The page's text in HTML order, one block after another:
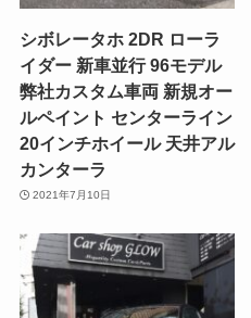
シボレータホ 2DR ローラ
イダー 新車並行 96モデル
弊社カスタム車両 新規オー
ルペイント センターライン
20インチホイール 天井アル
カンターラ
2021年7月10日